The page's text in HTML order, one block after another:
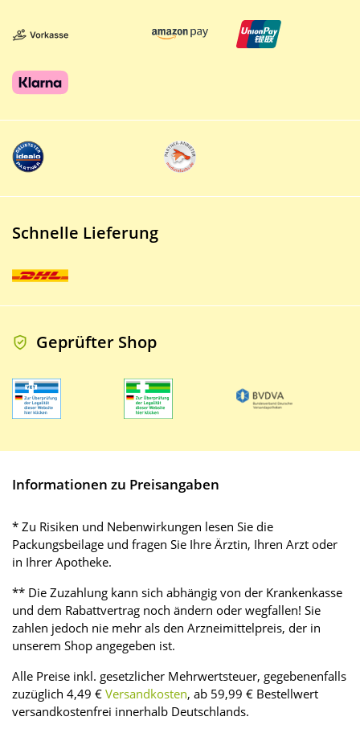
Schnelle Lieferung
Geprüfter Shop
Informationen zu Preisangaben
* Zu Risiken und Nebenwirkungen lesen Sie die
Packungsbeilage und fragen Sie Ihre Ärztin, Ihren Arzt oder
in Ihrer Apotheke.
** Die Zuzahlung kann sich abhängig von der Krankenkasse
und dem Rabattvertrag noch ändern oder wegfallen! Sie
zahlen jedoch nie mehr als den Arzneimittelpreis, der in
unserem Shop angegeben ist.
Alle Preise inkl. gesetzlicher Mehrwertsteuer, gegebenenfalls
zuzüglich 4,49 € Versandkosten, ab 59,99 € Bestellwert
versandkostenfrei innerhalb Deutschlands.